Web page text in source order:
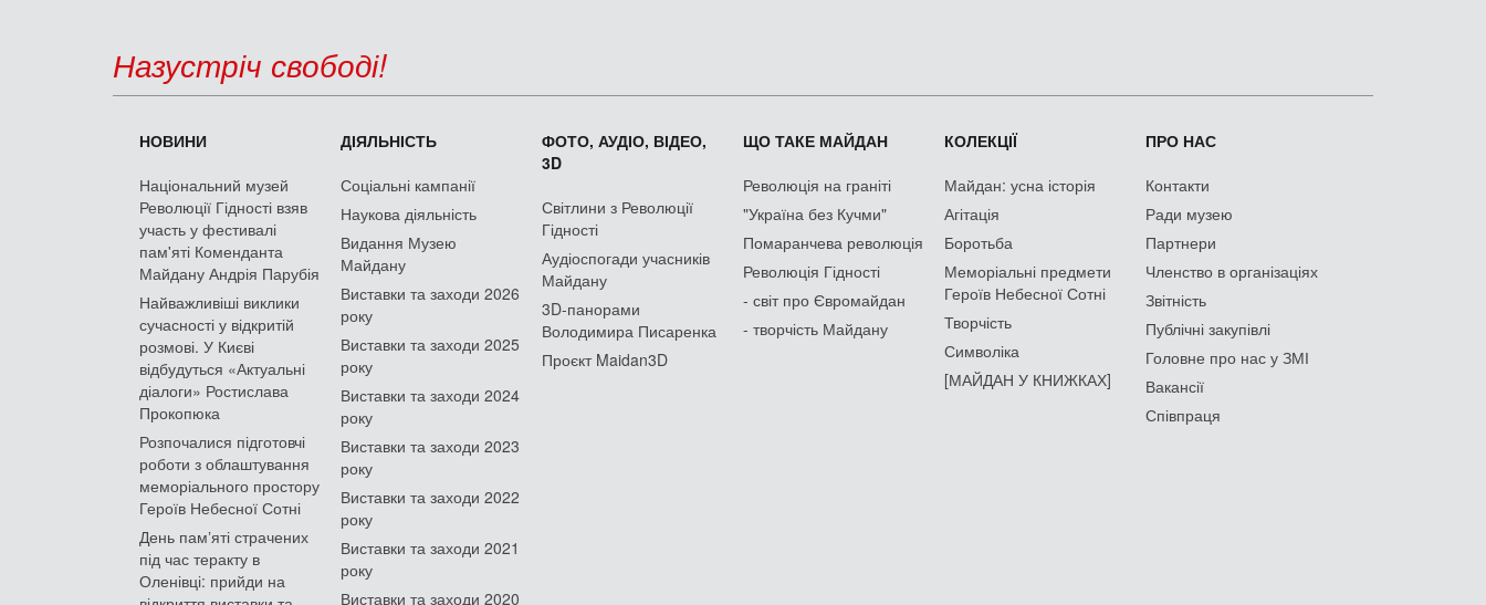
Назустріч свободі!
НОВИНИ
Національний музей
Революції Гідності взяв
участь у фестивалі
пам'яті Коменданта
Майдану Андрія Парубія
Найважливіші виклики
сучасності у відкритій
розмові. У Києві
відбудуться «Актуальні
діалоги» Ростислава
Прокопюка
Розпочалися підготовчі
роботи з облаштування
меморіального простору
Героїв Небесної Сотні
День памʼяті страчених
під час теракту в
Оленівці: прийди на
ДІЯЛЬНІСТЬ
Соціальні кампанії
Наукова діяльність
Видання Музею
Майдану
Виставки та заходи 2026
року
Виставки та заходи 2025
року
Виставки та заходи 2024
року
Виставки та заходи 2023
року
Виставки та заходи 2022
року
Виставки та заходи 2021
року
Виставки та заходи 2020
ФОТО, АУДІО, ВІДЕО,
3D
Світлини з Революції
Гідності
Аудіоспогади учасників
Майдану
3D-панорами
Володимира Писаренка
Проєкт Maidan3D
ЩО ТАКЕ МАЙДАН
Революція на граніті
"Україна без Кучми"
Помаранчева революція
Революція Гідності
- світ про Євромайдан
- творчість Майдану
КОЛЕКЦІЇ
Майдан: усна історія
Агітація
Боротьба
Меморіальні предмети
Героїв Небесної Сотні
Творчість
Символіка
[МАЙДАН У КНИЖКАХ]
ПРО НАС
Контакти
Ради музею
Партнери
Членство в організаціях
Звітність
Публічні закупівлі
Головне про нас у ЗМІ
Вакансії
Співпраця